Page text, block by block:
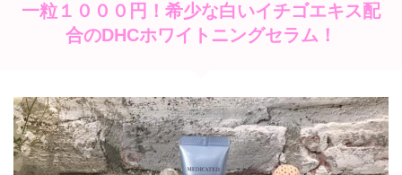
一粒１０００円！希少な白いイチゴエキス配
合のDHCホワイトニングセラム！